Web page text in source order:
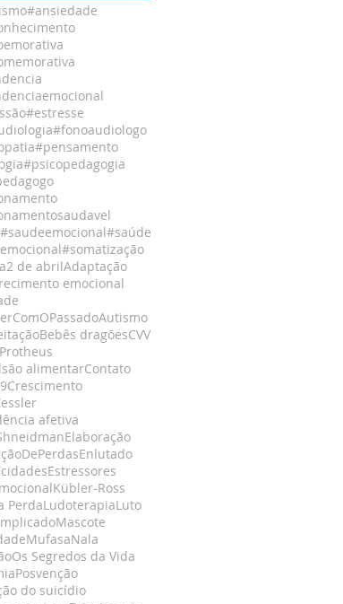
#ansiedade
#estresse
#fonoaudiologo
#pensamento
#psicopedagogia
#saudeemocional#saúde
#somatização
2 de abrilAdaptação
emocional
Autismo
Bebês dragõesCVV
alimentarContato
Crescimento
afetiva
Elaboração
Enlutado
Estressores
Kübler-Ross
PerdaLudoterapiaLuto
Mascote
MufasaNala
Os Segredos da Vida
Posvenção
do suicídio